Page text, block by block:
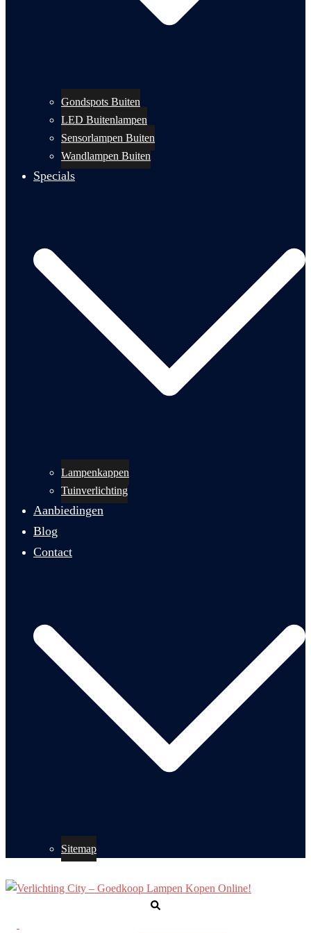
Gondspots Buiten
LED Buitenlampen
Sensorlampen Buiten
Wandlampen Buiten
Specials
Lampenkappen
Tuinverlichting
Aanbiedingen
Blog
Contact
Sitemap